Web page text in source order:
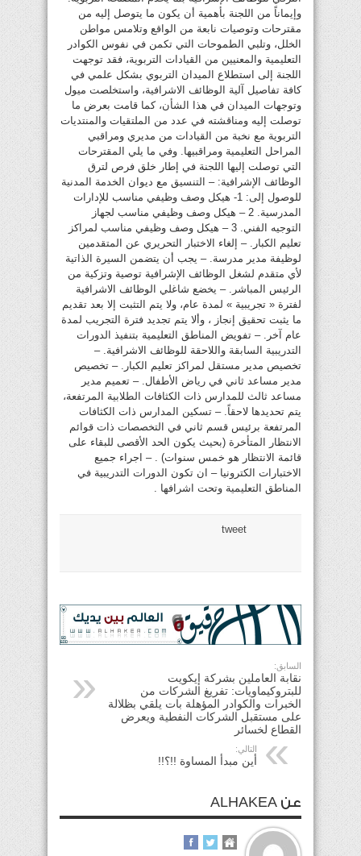
وإيماناً من اللجنة بأهمية أن يكون ما يتوصل إليه من
مقترحات وتوصيات نابعة من الواقع وتلامس مواطن
الخلل، وتلبي الطموحات التي تكمن في نفوس الكوادر
التعليمية والمعنيين من القيادات التربوية، فقد توجهت
اللجنة إلى استطلاع الميدان التربوي بشكل علمي في
كافة تفاصيل آلية الوظائف الاشرافية، واستخلصت ميول
وتوجهات الميدان في هذا الشأن، كما قامت بعرض ما
توصلت إليه ومناقشته في عدد من الملتقيات والمنتديات
التربوية مع نخبة من القيادات من مديري ومراقبي
المراحل التعليمية ومراقبيها. وفي ما يلي المقترحات
التي توصلت إليها اللجنة في إطار خلق فرص لترق
الوظائف الإشرافية: – التنسيق مع ديوان الخدمة المدنية
للوصول إلى: 1- هيكل وصف وظيفي مناسب للإدارات
المدرسية. 2 – هيكل وصف وظيفي مناسب لجهاز
التوجيه الفني. 3 – هيكل وصف وظيفي مناسب لمراكز
تعليم الكبار. – إلغاء الاختبار التحريري عن المتقدمين
لوظيفة مدير مدرسة. – يجب أن يتضمن السيرة الذاتية
لأي متقدم لشغل الوظائف الإشرافية توصية وتزكية من
الرئيس المباشر. – يخضع شاغلي الوظائف الاشرافية
لفترة « تجريبية » لمدة عام، ولا يتم التثبت إلا بعد تقديم
ما يثبت تحقيق إنجاز ، وألا يتم تجديد فترة التجريب لمدة
عام آخر. – تفويض المناطق التعليمية بتنفيذ الدورات
التدريبية السابقة واللاحقة للوظائف الاشرافية. –
تخصيص مدير مستقل لمراكز تعليم الكبار. – تخصيص
مدير مساعد ثاني في رياض الأطفال. – تعميم مدير
مساعد ثالث للمدارس ذات الكثافات الطلابية المرتفعة،
يتم تحديدها لاحقاً. – تسكين المدارس ذات الكثافات
المرتفعة برئيس قسم ثاني في التخصصات ذات قوائم
الانتظار المتأخرة (بحيث يكون الحد الأقصى للبقاء على
قائمة الانتظار هو خمس سنوات) . – اجراء جميع
الاختبارات الكترونيا – ان تكون الدورات التدريبية في
المناطق التعليمية وتحت اشرافها .
tweet
السابق:
نقابة العاملين بشركة إيكويت
للبتروكيماويات: تفريغ الشركات من
الخبرات والكوادر المؤهلة بات يلقي بظلالة
على مستقبل الشركات النفطية ويعرض
القطاع لخسائر
التالي:
أين مبدأ المساوة !!؟!!
عن ALHAKEA